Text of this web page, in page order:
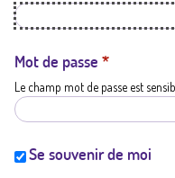
a
t
i
Mot de passe *
Le champ mot de passe est
Se souvenir de moi